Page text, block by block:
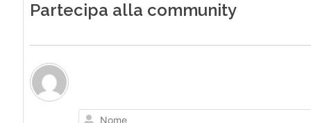
Partecipa alla community